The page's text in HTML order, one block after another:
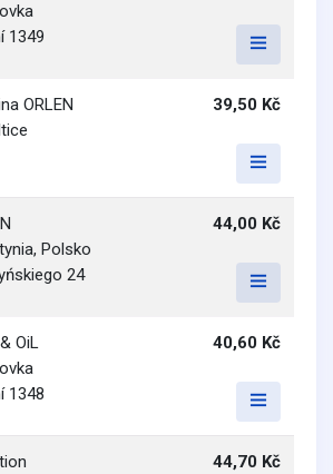
1349
ORLEN
39,50 Kč
Polsko
24
44,00 Kč
OiL
1348
40,60 Kč
44,70 Kč